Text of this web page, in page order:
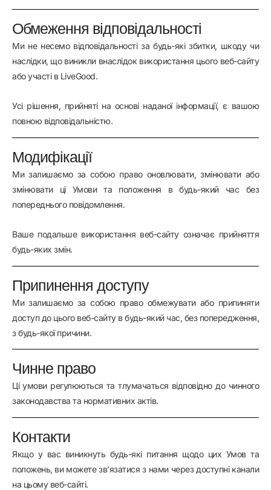
Обмеження відповідальності
Ми не несемо відповідальності за будь-які збитки, шкоду чи
наслідки, що виникли внаслідок використання цього веб-сайту
або участі в LiveGood.
Усі рішення, прийняті на основі наданої інформації, є вашою
повною відповідальністю.
Модифікації
Ми залишаємо за собою право оновлювати, змінювати або
змінювати ці Умови та положення в будь-який час без
попереднього повідомлення.
Ваше подальше використання веб-сайту означає прийняття
будь-яких змін.
Припинення доступу
Ми залишаємо за собою право обмежувати або припиняти
доступ до цього веб-сайту в будь-який час, без попередження,
з будь-якої причини.
Чинне право
Ці умови регулюються та тлумачаться відповідно до чинного
законодавства та нормативних актів.
Контакти
Якщо у вас виникнуть будь-які питання щодо цих Умов та
положень, ви можете зв’язатися з нами через доступні канали
на цьому веб-сайті.